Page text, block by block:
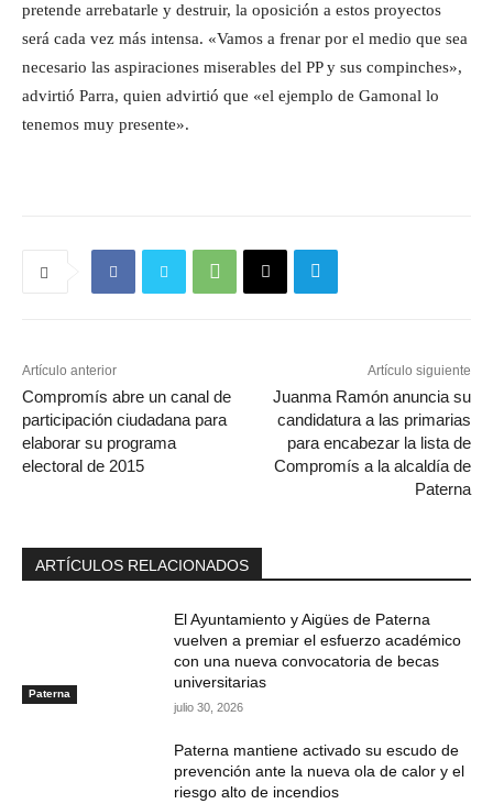
pretende arrebatarle y destruir, la oposición a estos proyectos
será cada vez más intensa. «Vamos a frenar por el medio que sea
necesario las aspiraciones miserables del PP y sus compinches»,
advirtió Parra, quien advirtió que «el ejemplo de Gamonal lo
tenemos muy presente».
Artículo anterior
Compromís abre un canal de
participación ciudadana para
elaborar su programa
electoral de 2015
Artículo siguiente
Juanma Ramón anuncia su
candidatura a las primarias
para encabezar la lista de
Compromís a la alcaldía de
Paterna
ARTÍCULOS RELACIONADOS
Paterna
El Ayuntamiento y Aigües de Paterna
vuelven a premiar el esfuerzo académico
con una nueva convocatoria de becas
universitarias
julio 30, 2026
Paterna mantiene activado su escudo de
prevención ante la nueva ola de calor y el
riesgo alto de incendios